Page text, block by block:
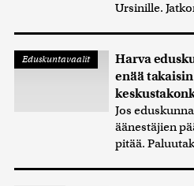
Ursinille.
Eduskuntavaalit
Harva
enää
Jos
äänestäjien
pitää.